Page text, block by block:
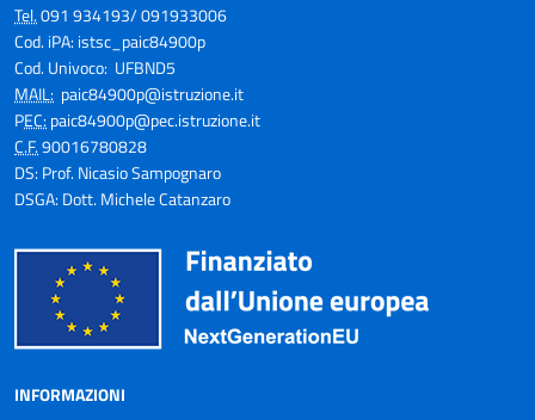
Tel.091 934193/ 091933006
Cod. iPA: istsc_paic84900p
Cod. Univoco: UFBND5
MAIL: paic84900p@istruzione.it
PEC:paic84900p@pec.istruzione.it
C.F.90016780828
DS: Prof. Nicasio Sampognaro
DSGA: Dott. Michele Catanzaro
INFORMAZIONI